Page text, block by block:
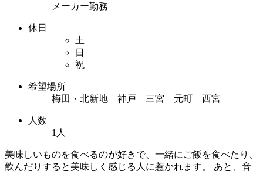
メーカー勤務
休日
土
日
祝
希望場所
梅田・北新地 神戸 三宮 元町 西宮
人数
1人
美味しいものを食べるのが好きで、一緒にご飯を食べたり、
飲んだりすると美味しく感じる人に惹かれます。 あと、音